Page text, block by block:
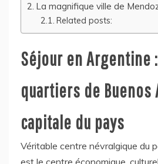
La magnifique ville de
Related posts:
Séjour en
quartiers de Buenos
capitale du pays
Véritable centre névralgique du
est le centre économique,